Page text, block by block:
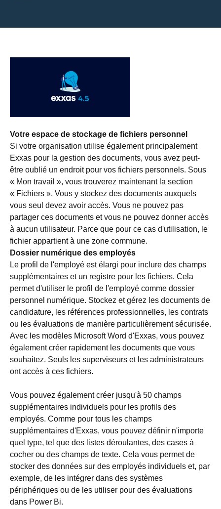
Votre espace de stockage de fichiers personnel
Si votre organisation utilise également principalement
Exxas pour la gestion des documents, vous avez peut-
être oublié un endroit pour vos fichiers personnels. Sous
« Mon travail », vous trouverez maintenant la section
« Fichiers ». Vous y stockez des documents auxquels
vous seul devez avoir accès. Vous ne pouvez pas
partager ces documents et vous ne pouvez donner accès
à aucun utilisateur. Parce que pour ce cas d'utilisation, le
fichier appartient à une zone commune.
Dossier numérique des employés
Le profil de l'employé est élargi pour inclure des champs
supplémentaires et un registre pour les fichiers. Cela
permet d'utiliser le profil de l'employé comme dossier
personnel numérique. Stockez et gérez les documents de
candidature, les références professionnelles, les contrats
ou les évaluations de manière particulièrement sécurisée.
Avec les modèles Microsoft Word d'Exxas, vous pouvez
également créer rapidement les documents que vous
souhaitez. Seuls les superviseurs et les administrateurs
ont accès à ces fichiers.
Vous pouvez également créer jusqu'à 50 champs
supplémentaires individuels pour les profils des
employés. Comme pour tous les champs
supplémentaires d'Exxas, vous pouvez définir n'importe
quel type, tel que des listes déroulantes, des cases à
cocher ou des champs de texte. Cela vous permet de
stocker des données sur des employés individuels et, par
exemple, de les intégrer dans des systèmes
périphériques ou de les utiliser pour des évaluations
dans Power Bi.